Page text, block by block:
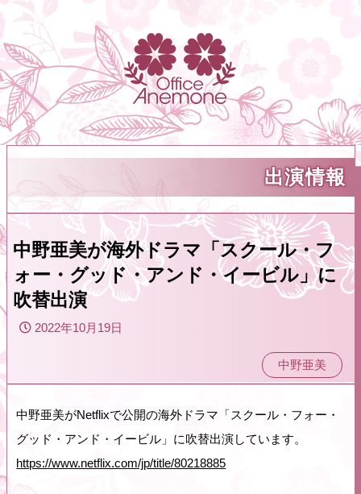
出演情報
中野亜美が海外ドラマ「スクール・フ
ォー・グッド・アンド・イービル」に
吹替出演
2022年10月19日
中野亜美
中野亜美がNetflixで公開の海外ドラマ「スクール・フォー・
グッド・アンド・イービル」に吹替出演しています。
https://www.netflix.com/jp/title/80218885